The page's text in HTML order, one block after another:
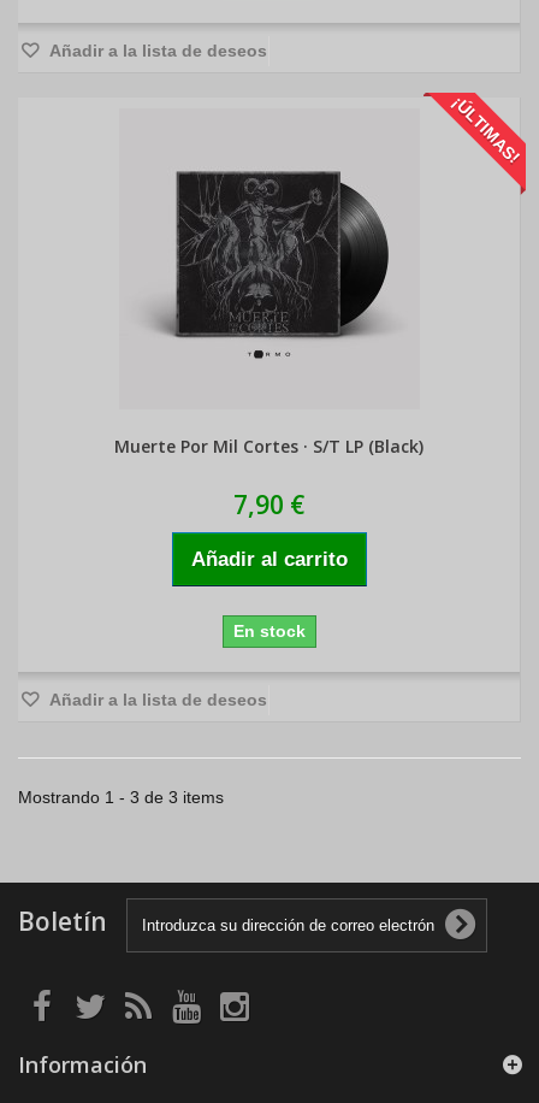
Añadir a la lista de deseos
¡ÚLTIMAS!
Muerte Por Mil Cortes · S/T LP (Black)
7,90 €
Añadir al carrito
En stock
Añadir a la lista de deseos
Mostrando 1 - 3 de 3 items
Boletín
Información